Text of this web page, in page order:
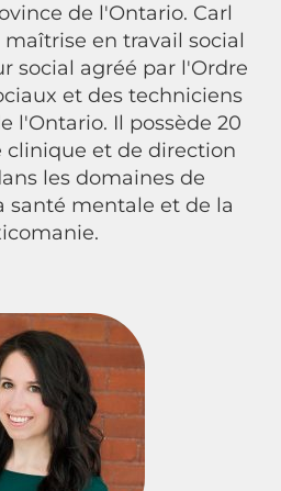
de l'Ontario. Carl
en travail social
social agréé par l'Ordre
et des techniciens
l'Ontario. Il possède 20
clinique et de direction
les domaines de
santé mentale et de la